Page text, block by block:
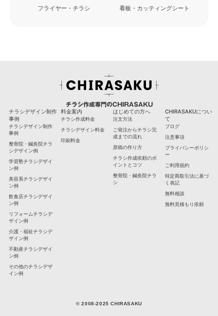
フライヤー・チラシ 看板・カッティングシート
チラシ作成専門のCHIRASAKU
チラシデザイン制作
事例
チラシデザイン制作
事例
整骨院・鍼灸院チラ
シデザイン例
学習塾チラシデザイ
ン例
美容系チラシデザイ
ン例
飲食店チラシデザイ
ン例
リフォームチラシデ
ザイン例
介護・福祉チラシデ
ザイン例
不動産チラシデザイ
ン例
その他のチラシデザ
イン例
料金案内
チラシ作成料金
チラシデザイン料金
印刷料金
はじめての方へ
注文方法
ご発注からチラシ完
成までの流れ
原稿の作り方
チラシ作成依頼のポ
イントとコツ
整骨院・鍼灸院チラ
シ
CHIRASAKUについ
て
ブログ
注意事項
プライバシーポリシ
ー
ご利用規約
特定商取引法に基づ
く表記
無料相談
無料見積もり依頼
© 2008-2025 CHIRASAKU